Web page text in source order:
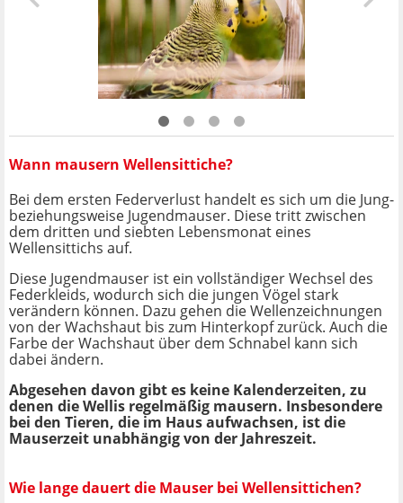
Wann mausern Wellensittiche?
Bei dem ersten Federverlust handelt es sich um die Jung-
beziehungsweise Jugendmauser. Diese tritt zwischen
dem dritten und siebten Lebensmonat eines
Wellensittichs auf.
Diese Jugendmauser ist ein vollständiger Wechsel des
Federkleids, wodurch sich die jungen Vögel stark
verändern können. Dazu gehen die Wellenzeichnungen
von der Wachshaut bis zum Hinterkopf zurück. Auch die
Farbe der Wachshaut über dem Schnabel kann sich
dabei ändern.
Abgesehen davon gibt es keine Kalenderzeiten, zu
denen die Wellis regelmäßig mausern. Insbesondere
bei den Tieren, die im Haus aufwachsen, ist die
Mauserzeit unabhängig von der Jahreszeit.
Wie lange dauert die Mauser bei Wellensittichen?